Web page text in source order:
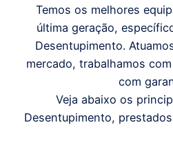
Temos os melhores
última geração,
Desentupimento.
mercado, trabalhamos
com
Veja abaixo os
Desentupimento,